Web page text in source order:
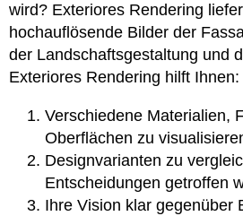
wird? Exteriores Rendering
hochauflösende Bilder der
der Landschaftsgestaltung und
Exteriores Rendering hilft Ihnen:
Verschiedene Materialien,
Oberflächen zu
Designvarianten zu
Entscheidungen getroffen
Ihre Vision klar gegenüber